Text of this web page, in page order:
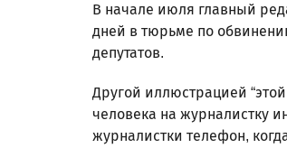
В начале июля главный
дней в тюрьме по
депутатов.
Другой иллюстрацией
человека на журналистку
журналистки телефон,